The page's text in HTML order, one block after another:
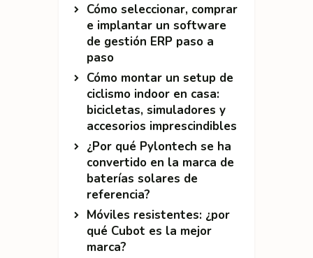
Cómo seleccionar, comprar
e implantar un software
de gestión ERP paso a
paso
Cómo montar un setup de
ciclismo indoor en casa:
bicicletas, simuladores y
accesorios imprescindibles
¿Por qué Pylontech se ha
convertido en la marca de
baterías solares de
referencia?
Móviles resistentes: ¿por
qué Cubot es la mejor
marca?